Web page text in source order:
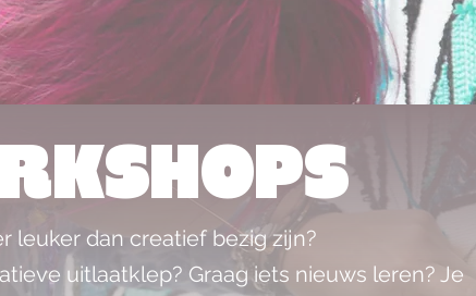
leuker dan creatief bezig zijn?
uitlaatklep? Graag iets nieuws leren? Je